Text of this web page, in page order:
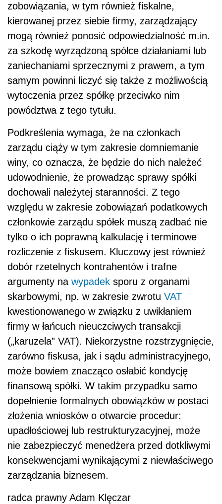
zobowiązania, w tym również fiskalne,
kierowanej przez siebie firmy, zarządzający
mogą również ponosić odpowiedzialność m.in.
za szkodę wyrządzoną spółce działaniami lub
zaniechaniami sprzecznymi z prawem, a tym
samym powinni liczyć się także z możliwością
wytoczenia przez spółkę przeciwko nim
powództwa z tego tytułu.
Podkreślenia wymaga, że na członkach
zarządu ciąży w tym zakresie domniemanie
winy, co oznacza, że będzie do nich należeć
udowodnienie, że prowadząc sprawy spółki
dochowali należytej staranności. Z tego
względu w zakresie zobowiązań podatkowych
członkowie zarządu spółek muszą zadbać nie
tylko o ich poprawną kalkulację i terminowe
rozliczenie z fiskusem. Kluczowy jest również
dobór rzetelnych kontrahentów i trafne
argumenty na wypadek sporu z organami
skarbowymi, np. w zakresie zwrotu VAT
kwestionowanego w związku z uwikłaniem
firmy w łańcuch nieuczciwych transakcji
(„karuzela” VAT). Niekorzystne rozstrzygnięcie,
zarówno fiskusa, jak i sądu administracyjnego,
może bowiem znacząco osłabić kondycję
finansową spółki. W takim przypadku samo
dopełnienie formalnych obowiązków w postaci
złożenia wniosków o otwarcie procedur:
upadłościowej lub restrukturyzacyjnej, może
nie zabezpieczyć menedżera przed dotkliwymi
konsekwencjami wynikającymi z niewłaściwego
zarządzania biznesem.
radca prawny Adam Klęczar